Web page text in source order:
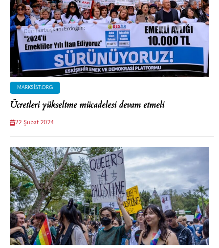
MARKSIST.ORG
Ücretleri yükseltme mücadelesi devam etmeli
22 Şubat 2024